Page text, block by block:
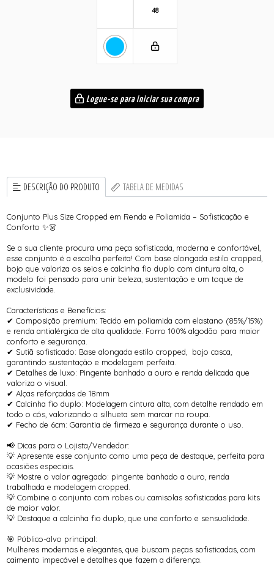
48
Logue-se para iniciar sua compra
DESCRIÇÃO DO PRODUTO TABELA DE MEDIDAS
Conjunto Plus Size Cropped em Renda e Poliamida – Sofisticação e
Conforto ✨👗
Se a sua cliente procura uma peça sofisticada, moderna e confortável,
esse conjunto é a escolha perfeita! Com base alongada estilo cropped,
bojo que valoriza os seios e calcinha fio duplo com cintura alta, o
modelo foi pensado para unir beleza, sustentação e um toque de
exclusividade.
Características e Benefícios:
✔ Composição premium: Tecido em poliamida com elastano (85%/15%)
e renda antialérgica de alta qualidade. Forro 100% algodão para maior
conforto e segurança.
✔ Sutiã sofisticado: Base alongada estilo cropped, bojo casca,
garantindo sustentação e modelagem perfeita.
✔ Detalhes de luxo: Pingente banhado a ouro e renda delicada que
valoriza o visual.
✔ Alças reforçadas de 18mm
✔ Calcinha fio duplo: Modelagem cintura alta, com detalhe rendado em
todo o cós, valorizando a silhueta sem marcar na roupa.
✔ Fecho de 6cm: Garantia de firmeza e segurança durante o uso.
📢 Dicas para o Lojista/Vendedor:
💡 Apresente esse conjunto como uma peça de destaque, perfeita para
ocasiões especiais.
💡 Mostre o valor agregado: pingente banhado a ouro, renda
trabalhada e modelagem cropped.
💡 Combine o conjunto com robes ou camisolas sofisticadas para kits
de maior valor.
💡 Destaque a calcinha fio duplo, que une conforto e sensualidade.
🎯 Público-alvo principal:
Mulheres modernas e elegantes, que buscam peças sofisticadas, com
caimento impecável e detalhes que fazem a diferença.